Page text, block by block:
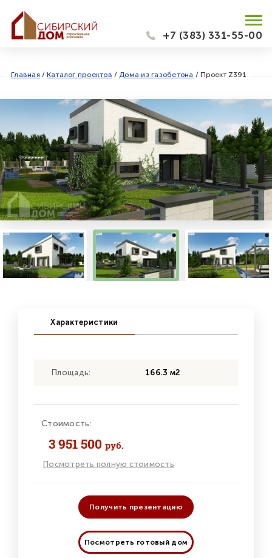
+7 (383) 331-55-00
Главная / Каталог проектов / Дома из газобетона / Проект Z391
Характеристики
Площадь: 166.3 м2
Стоимость:
3 951 500 руб.
Посмотреть полную стоимость
Получить презентацию
Посмотреть готовый дом